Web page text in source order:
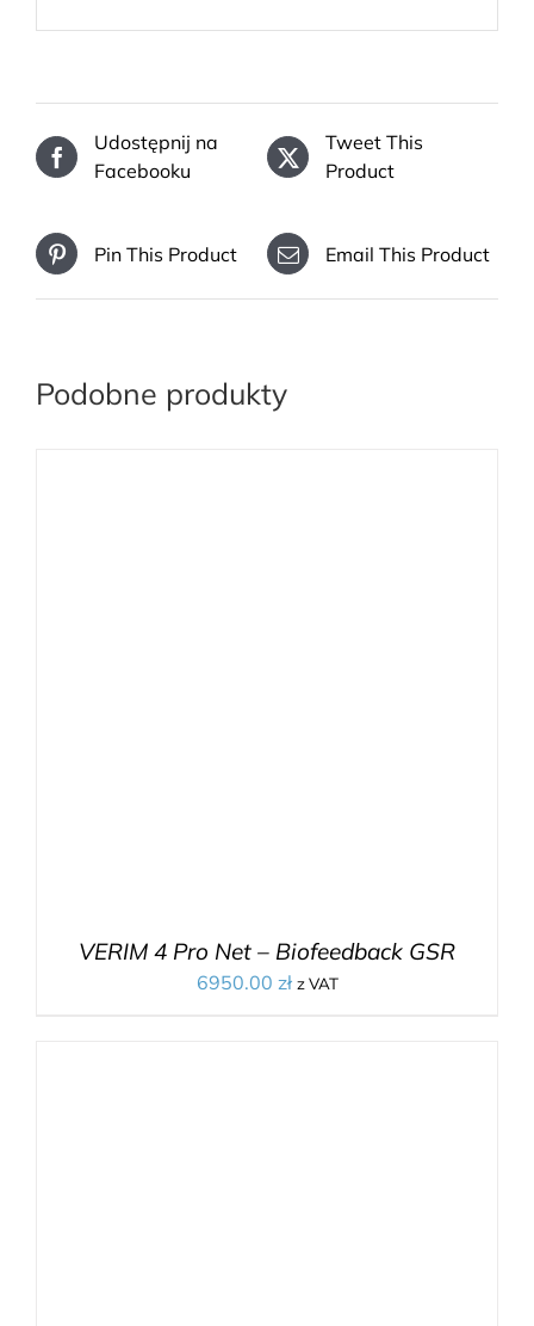
Udostępnij na
Facebooku
Tweet This
Product
Pin This Product Email This Product
Podobne produkty
VERIM 4 Pro Net – Biofeedback GSR
6950.00 zł z VAT